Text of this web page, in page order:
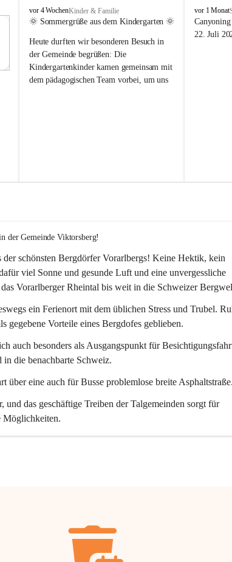
V
i
t
o
r
s
vor 4 WochenKinder & Familie
🌞 Sommergrüße aus dem Kindergarten 🌞
Heute durften wir besonderen Besuch in
der Gemeinde begrüßen: Die
Kindergartenkinder kamen gemeinsam mit
dem pädagogischen Team vorbei, um uns
V
i
k
vor 1 Monat
22. Juli
der Gemeinde Viktorsberg!
der schönsten Bergdörfer Vorarlbergs! Keine Hektik, kein
viel Sonne und gesunde Luft und eine unvergessliche
das Vorarlberger Rheintal bis weit in die Schweizer
ein Ferienort mit dem üblichen Stress und Trubel.
gegebene Vorteile eines Bergdofes geblieben.
auch besonders als Ausgangspunkt für
in die benachbarte Schweiz.
über eine auch für Busse problemlose breite
und das geschäftige Treiben der Talgemeinden sorgt für
Möglichkeiten.